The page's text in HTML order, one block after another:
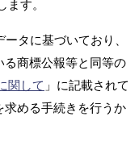
す。
タに基づいており、
商標公報等と同等の
関して 」に記載されて
める手続きを行うか